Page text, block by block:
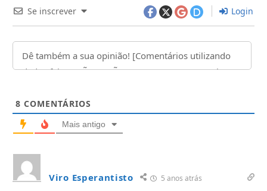
Se inscrever Login
8 COMENTÁRIOS
Mais antigo
Viro Esperantisto 5 anos atrás